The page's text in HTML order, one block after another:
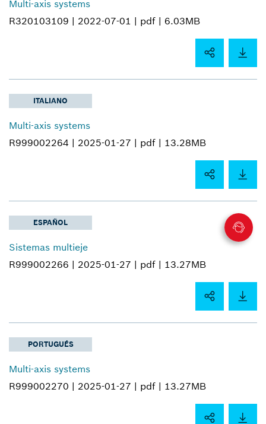
Multi-axis systems
R320103109 | 2022-07-01 | pdf | 6.03MB
ITALIANO
Multi-axis systems
R999002264 | 2025-01-27 | pdf | 13.28MB
ESPAÑOL
Sistemas multieje
R999002266 | 2025-01-27 | pdf | 13.27MB
PORTUGUÉS
Multi-axis systems
R999002270 | 2025-01-27 | pdf | 13.27MB